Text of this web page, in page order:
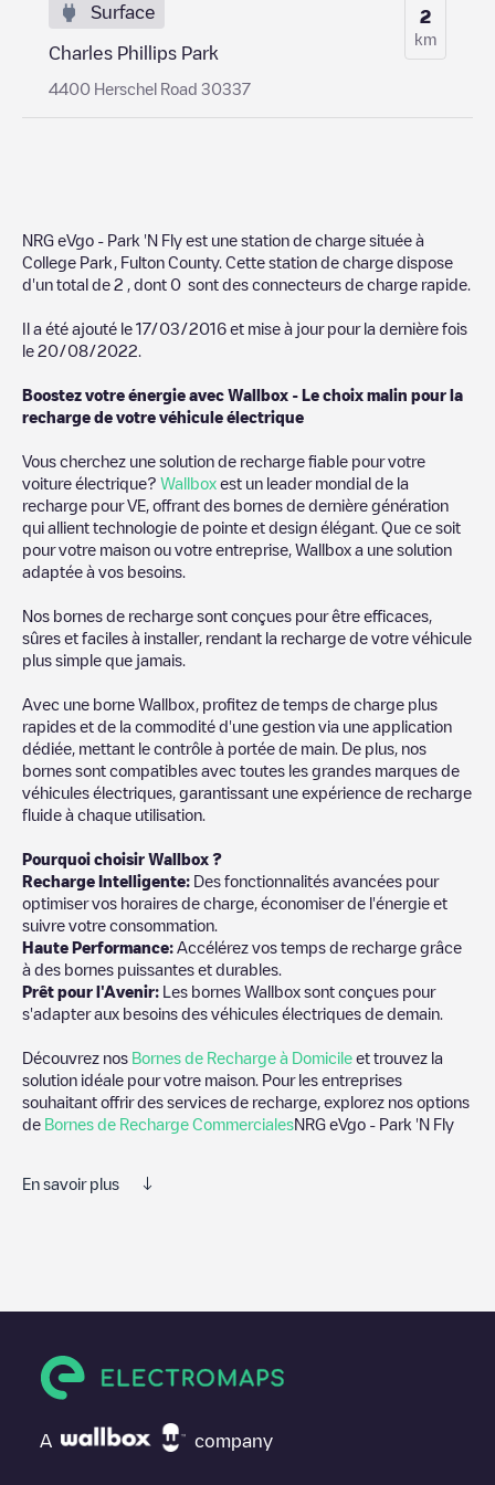
Surface
Charles Phillips Park
4400 Herschel Road 30337
2
km
NRG eVgo - Park 'N Fly est une station de charge située à
College Park
Fulton County. Cette station de charge dispose
d'un total de 2 , dont 0 sont des connecteurs de charge rapide.
Il a été ajouté le 17/03/2016 et mise à jour pour la dernière fois
le 20/08/2022
Boostez votre énergie avec Wallbox - Le choix malin pour la
recharge de votre véhicule électrique
Vous cherchez une solution de recharge fiable pour votre
voiture électrique? Wallbox est un leader mondial de la
recharge pour VE, offrant des bornes de dernière génération
qui allient technologie de pointe et design élégant. Que ce soit
pour votre maison ou votre entreprise, Wallbox a une solution
adaptée à vos besoins.
Nos bornes de recharge sont conçues pour être efficaces,
sûres et faciles à installer, rendant la recharge de votre véhicule
plus simple que jamais.
Avec une borne Wallbox, profitez de temps de charge plus
rapides et de la commodité d'une gestion via une application
dédiée, mettant le contrôle à portée de main. De plus, nos
bornes sont compatibles avec toutes les grandes marques de
véhicules électriques, garantissant une expérience de recharge
fluide à chaque utilisation.
Pourquoi choisir Wallbox ?
Recharge Intelligente: Des fonctionnalités avancées pour
optimiser vos horaires de charge, économiser de l'énergie et
suivre votre consommation.
Haute Performance: Accélérez vos temps de recharge grâce
à des bornes puissantes et durables.
Prêt pour l'Avenir: Les bornes Wallbox sont conçues pour
s'adapter aux besoins des véhicules électriques de demain.
Découvrez nos Bornes de Recharge à Domicile et trouvez la
solution idéale pour votre maison. Pour les entreprises
souhaitant offrir des services de recharge, explorez nos options
de Bornes de Recharge CommercialesNRG eVgo - Park 'N Fly
En savoir plus
électrique la prochaine fois.
vous avez besoin, vérifiez en bas de la page le point de charge
le plus proche de chez vous sous "points de charge les plus
A company